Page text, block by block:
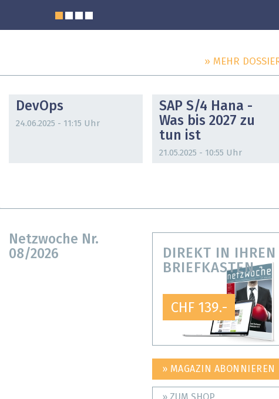
» MEHR
DevOps
24.06.2025 - 11:15 Uhr
SAP S/4 Hana -
Was bis 2027 zu
tun ist
21.05.2025 - 10:55 Uhr
Netzwoche Nr.
08/2026
DIREKT IN IHREN
BRIEFKASTEN
CHF 139.-
» MAGAZIN ABONNIEREN